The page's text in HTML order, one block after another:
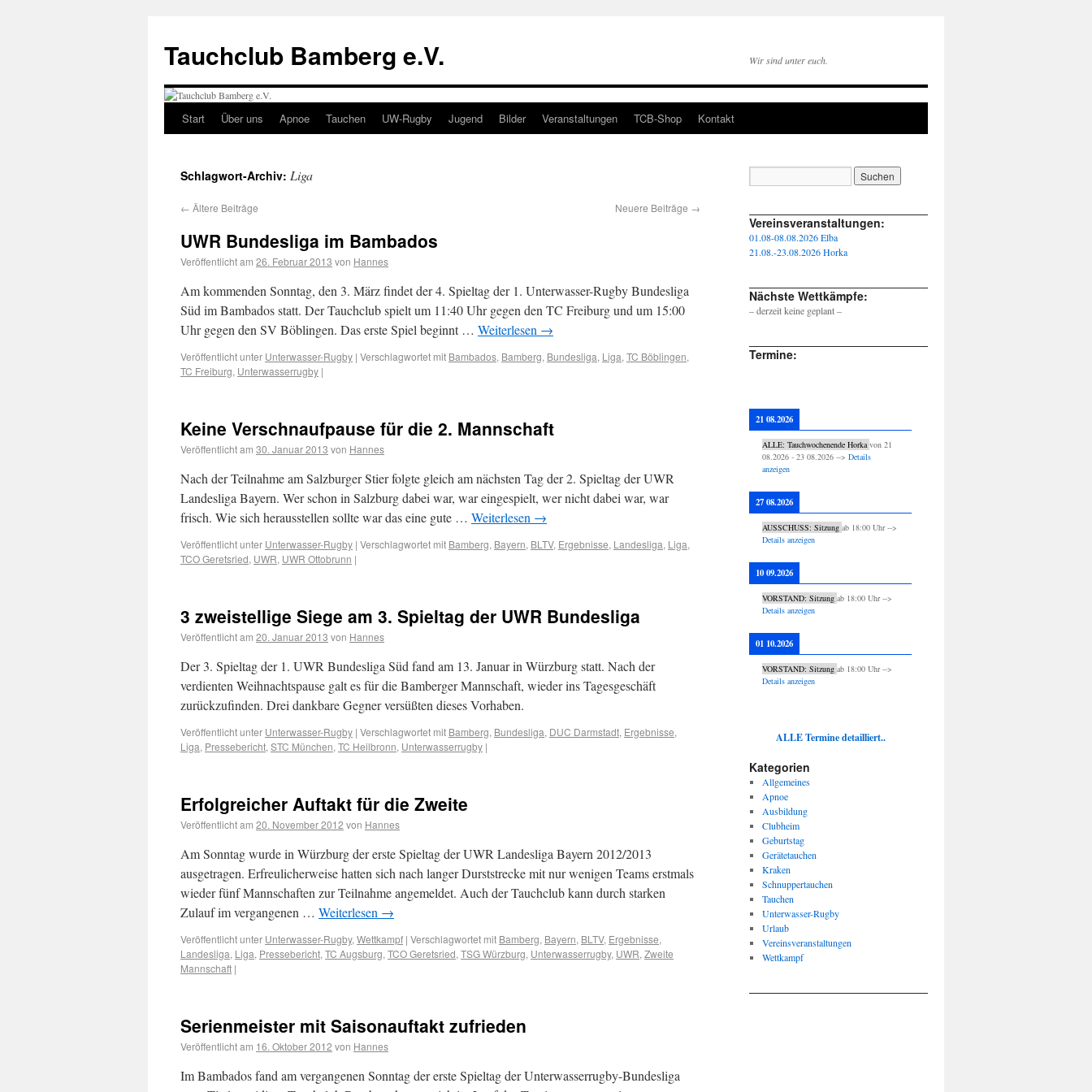
Tauchclub Bamberg e.V. Wir sind unter euch.
Start Über uns Apnoe Tauchen UW-Rugby Jugend Bilder Veranstaltungen TCB-Shop Kontakt
Schlagwort-Archiv: Liga
← Ältere Beiträge Neuere Beiträge →
UWR Bundesliga im Bambados
Veröffentlicht am 26. Februar 2013 von Hannes
Am kommenden Sonntag, den 3. März findet der 4. Spieltag der 1. Unterwasser-Rugby Bundesliga
Süd im Bambados statt. Der Tauchclub spielt um 11:40 Uhr gegen den TC Freiburg und um 15:00
Uhr gegen den SV Böblingen. Das erste Spiel beginnt … Weiterlesen →
Veröffentlicht unter Unterwasser-Rugby | Verschlagwortet mit Bambados, Bamberg, Bundesliga, Liga, TC Böblingen,
TC Freiburg, Unterwasserrugby |
Keine Verschnaufpause für die 2. Mannschaft
Veröffentlicht am 30. Januar 2013 von Hannes
Nach der Teilnahme am Salzburger Stier folgte gleich am nächsten Tag der 2. Spieltag der UWR
Landesliga Bayern. Wer schon in Salzburg dabei war, war eingespielt, wer nicht dabei war, war
frisch. Wie sich herausstellen sollte war das eine gute … Weiterlesen →
Veröffentlicht unter Unterwasser-Rugby | Verschlagwortet mit Bamberg, Bayern, BLTV, Ergebnisse, Landesliga, Liga,
TCO Geretsried, UWR, UWR Ottobrunn |
3 zweistellige Siege am 3. Spieltag der UWR Bundesliga
Veröffentlicht am 20. Januar 2013 von Hannes
Der 3. Spieltag der 1. UWR Bundesliga Süd fand am 13. Januar in Würzburg statt. Nach der
verdienten Weihnachtspause galt es für die Bamberger Mannschaft, wieder ins Tagesgeschäft
zurückzufinden. Drei dankbare Gegner versüßten dieses Vorhaben.
Veröffentlicht unter Unterwasser-Rugby | Verschlagwortet mit Bamberg, Bundesliga, DUC Darmstadt, Ergebnisse,
Liga, Pressebericht, STC München, TC Heilbronn, Unterwasserrugby |
Erfolgreicher Auftakt für die Zweite
Veröffentlicht am 20. November 2012 von Hannes
Am Sonntag wurde in Würzburg der erste Spieltag der UWR Landesliga Bayern 2012/2013
ausgetragen. Erfreulicher­weise hatten sich nach langer Durststrecke mit nur wenigen Teams erstmals
wieder fünf Mannschaften zur Teilnahme angemeldet. Auch der Tauchclub kann durch starken
Zulauf im vergangenen … Weiterlesen →
Veröffentlicht unter Unterwasser-Rugby, Wettkampf | Verschlagwortet mit Bamberg, Bayern, BLTV, Ergebnisse,
Landesliga, Liga, Pressebericht, TC Augsburg, TCO Geretsried, TSG Würzburg, Unterwasserrugby, UWR, Zweite
Mannschaft |
Serienmeister mit Saisonauftakt zufrieden
Veröffentlicht am 16. Oktober 2012 von Hannes
Im Bambados fand am vergangenen Sonntag der erste Spieltag der Unterwasserrugby-Bundesliga
Vereinsveranstaltungen:
01.08-08.08.2026 Elba
21.08.-23.08.2026 Horka
Nächste Wettkämpfe:
– derzeit keine geplant –
Termine:
21 08.2026
ALLE: Tauchwochenende Horka von 21
08.2026- 23 08.2026--> Details
anzeigen
27 08.2026
AUSSCHUSS: Sitzung ab 18:00Uhr -->
Details anzeigen
10 09.2026
VORSTAND: Sitzung ab 18:00Uhr -->
Details anzeigen
01 10.2026
VORSTAND: Sitzung ab 18:00Uhr -->
Details anzeigen
ALLE Termine detailliert..
Kategorien
Allgemeines
Apnoe
Ausbildung
Clubheim
Geburtstag
Gerätetauchen
Kraken
Schnuppertauchen
Tauchen
Unterwasser-Rugby
Urlaub
Vereinsveranstaltungen
Wettkampf